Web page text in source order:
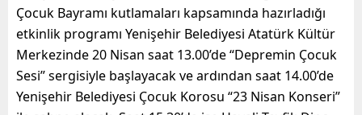
Çocuk Bayramı kutlamaları kapsamında hazırladığı
etkinlik programı Yenişehir Belediyesi Atatürk Kültür
Merkezinde 20 Nisan saat 13.00’de “Depremin Çocuk
Sesi” sergisiyle başlayacak ve ardından saat 14.00’de
Yenişehir Belediyesi Çocuk Korosu “23 Nisan Konseri”